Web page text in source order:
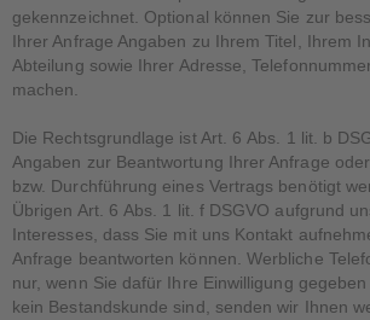
gekennzeichnet. Optional können Sie zur
Ihrer Anfrage Angaben zu Ihrem Titel, Ihrem
Abteilung sowie Ihrer Adresse,
machen.
Die Rechtsgrundlage ist Art. 6 Abs. 1 lit. b
Angaben zur Beantwortung Ihrer Anfrage
bzw. Durchführung eines Vertrags benötigt
Übrigen Art. 6 Abs. 1 lit. f DSGVO aufgrund
Interesses, dass Sie mit uns Kontakt
Anfrage beantworten können. Werbliche
nur, wenn Sie dafür Ihre Einwilligung
kein Bestandskunde sind, senden wir Ihnen